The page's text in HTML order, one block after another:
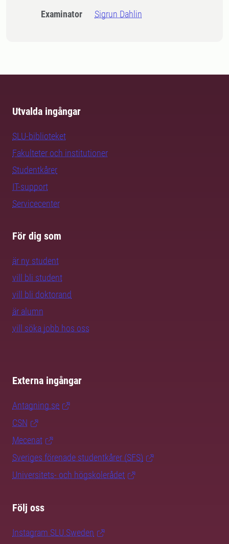
Examinator Sigrun Dahlin
Utvalda ingångar
SLU-biblioteket
Fakulteter och institutioner
Studentkårer
IT-support
Servicecenter
För dig som
är ny student
vill bli student
vill bli doktorand
är alumn
vill söka jobb hos oss
Externa ingångar
Antagning.se
CSN
Mecenat
Sveriges förenade studentkårer (SFS)
Universitets- och högskolerådet
Följ oss
Instagram SLU.Sweden